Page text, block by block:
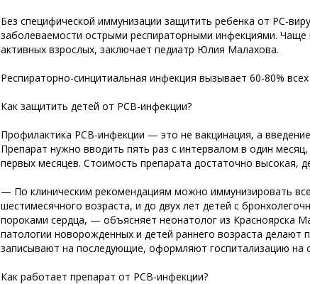
Без специфической иммунизации защитить ребенка от РС-
заболеваемости острыми респираторными инфекциями.
активных взрослых, заключает педиатр Юлия Малахова.
Респираторно-синцитиальная инфекция вызывает 60-80%
Как защитить детей от РСВ-инфекции?
Профилактика РСВ-инфекции — это не вакцинация, а
Препарат нужно вводить пять раз с интервалом в один
первых месяцев. Стоимость препарата достаточно высокая,
— По клиническим рекомендациям можно иммунизировать
шестимесячного возраста, и до двух лет детей с
пороками сердца, — объясняет неонатолог из Красноярска
патологии новорожденных и детей раннего возраста
записывают на последующие, оформляют госпитализацию на
Как работает препарат от РСВ-инфекции?